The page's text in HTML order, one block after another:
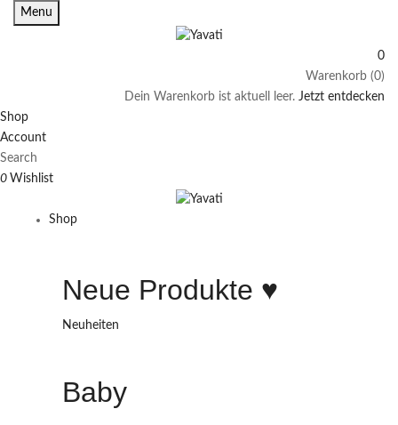
Menu
0
Warenkorb (0)
Dein Warenkorb ist aktuell leer. Jetzt entdecken
Shop
Account
Search
0 Wishlist
Shop
Neue Produkte ♥️
Neuheiten
Baby